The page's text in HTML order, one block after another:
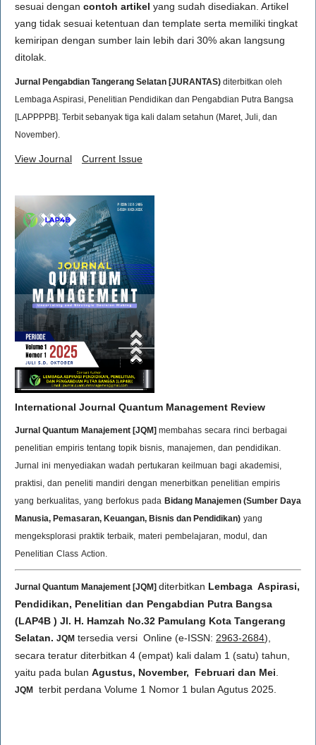
sesuai dengan contoh artikel yang sudah disediakan. Artikel
yang tidak sesuai ketentuan dan template serta memiliki tingkat
kemiripan dengan sumber lain lebih dari 30% akan langsung
ditolak.
Jurnal Pengabdian Tangerang Selatan [JURANTAS) diterbitkan oleh
Lembaga Aspirasi, Penelitian Pendidikan dan Pengabdian Putra Bangsa
[LAPPPPB]. Terbit sebanyak tiga kali dalam setahun (Maret, Juli, dan
November).
View Journal Current Issue
International Journal Quantum Management Review
Jurnal Quantum Manajement [JQM] membahas secara rinci berbagai
penelitian empiris tentang topik bisnis, manajemen, dan pendidikan.
Jurnal ini menyediakan wadah pertukaran keilmuan bagi akademisi,
praktisi, dan peneliti mandiri dengan menerbitkan penelitian empiris
yang berkualitas, yang berfokus pada Bidang Manajemen (Sumber Daya
Manusia, Pemasaran, Keuangan, Bisnis dan Pendidikan) yang
mengeksplorasi praktik terbaik, materi pembelajaran, modul, dan
Penelitian Class Action.
Jurnal Quantum Manajement [JQM] diterbitkan Lembaga Aspirasi,
Pendidikan, Penelitian dan Pengabdian Putra Bangsa
(LAP4B ) Jl. H. Hamzah No.32 Pamulang Kota Tangerang
Selatan. JQM tersedia versi Online (e-ISSN: 2963-2684),
secara teratur diterbitkan 4 (empat) kali dalam 1 (satu) tahun,
yaitu pada bulan Agustus, November, Februari dan Mei.
JQM terbit perdana Volume 1 Nomor 1 bulan Agutus 2025.